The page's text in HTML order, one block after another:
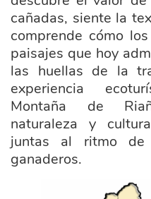
cañadas, siente la
comprende cómo
paisajes que hoy
las huellas de la
experiencia
Montaña de
naturaleza y
juntas al ritmo de
ganaderos.
ayuntamiento_cremenes.png